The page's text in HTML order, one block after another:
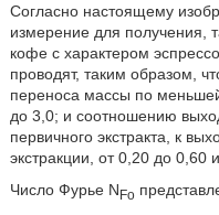
Согласно настоящему
измерение для получения,
кофе с характером
проводят, таким образом,
переноса массы по
до 3,0; и соотношению
первичного экстракта, к
экстракции, от 0,20 до 0,60
Число Фурье NFo